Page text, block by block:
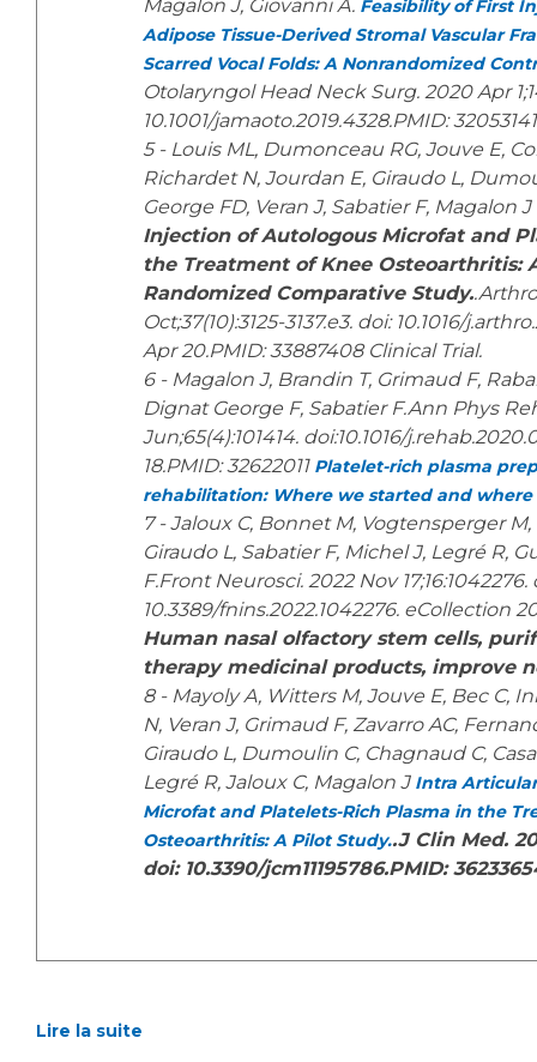
Magalon J, Giovanni A. Feasibility of First
Adipose Tissue-Derived Stromal Vascular
Scarred Vocal Folds: A Nonrandomized
Otolaryngol Head Neck Surg. 2020 Apr
10.1001/jamaoto.2019.4328.PMID: 32053141
5 - Louis ML, Dumonceau RG, Jouve E,
Richardet N, Jourdan E, Giraudo L,
George FD, Veran J, Sabatier F, Magalon J
Injection of Autologous Microfat and
the Treatment of Knee Osteoarthritis:
Randomized Comparative Study.
Oct;37(10):3125-3137.e3. doi: 10.1016/
Apr 20.PMID: 33887408 Clinical Trial.
6 - Magalon J, Brandin T, Grimaud F,
Dignat George F, Sabatier F.Ann Phys
Jun;65(4):101414. doi:10.1016/
18.PMID: 32622011 Platelet-rich plasma
rehabilitation: Where we started and where
7 - Jaloux C, Bonnet M, Vogtensperger M,
Giraudo L, Sabatier F, Michel J, Legré R,
F.Front Neurosci. 2022 Nov 17;16:1042276.
10.3389/fnins.2022.1042276. eCollection
Human nasal olfactory stem cells,
therapy medicinal products, improve
8 - Mayoly A, Witters M, Jouve E, Bec C,
N, Veran J, Grimaud F, Zavarro AC,
Giraudo L, Dumoulin C, Chagnaud C,
Legré R, Jaloux C, Magalon J Intra
Microfat and Platelets-Rich Plasma in the
Osteoarthritis: A Pilot Study..J Clin Med.
doi: 10.3390/jcm11195786.PMID:
Lire la suite